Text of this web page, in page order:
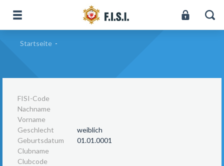
Startseite -
FISI-Code
Nachname
Vorname
Geschlecht
weiblich
Geburtsdatum
01.01.0001
Clubname
Clubcode